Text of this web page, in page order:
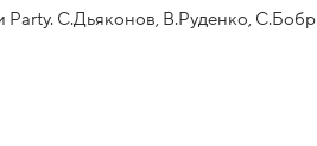
Party. С.Дьяконов, В.Руденко,